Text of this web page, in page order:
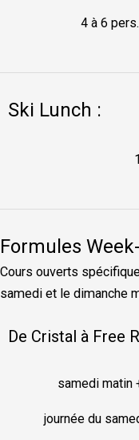
4 à 6
Ski Lunch :
Formules
Cours ouverts
samedi et le dimanche
De Cristal à Free
samedi matin
journée du